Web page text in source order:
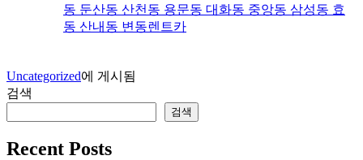
동 둔산동 산천동 용문동 대화동 중앙동 삼성동 효
동 산내동 변동렌트카
Uncategorized에 게시됨
검색
검색
Recent Posts